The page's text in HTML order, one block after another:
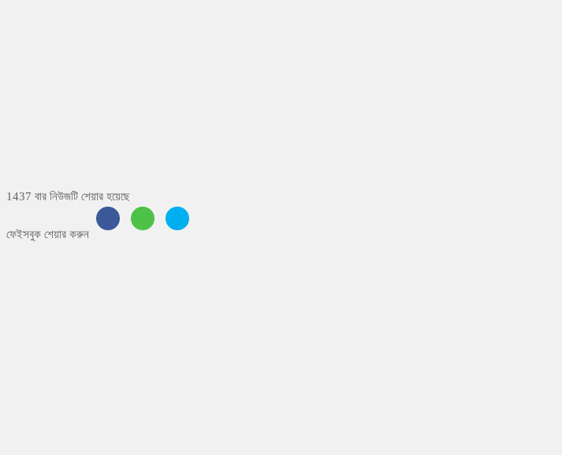
1437 বার নিউজটি শেয়ার হয়েছে
ফেইসবুক শেয়ার করুন